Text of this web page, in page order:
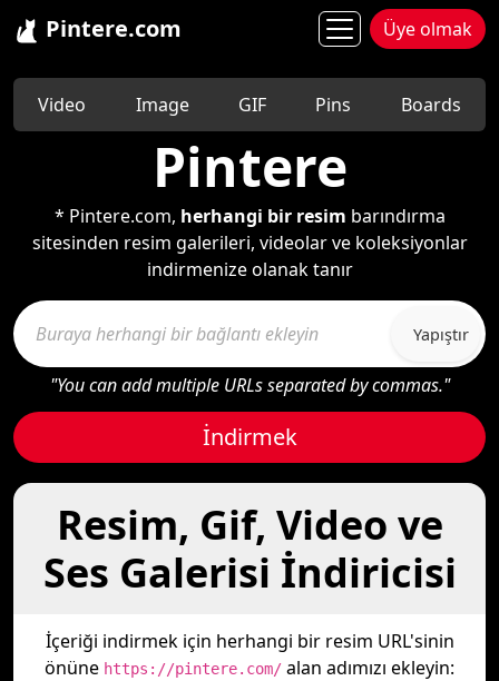
Pintere.com Üye olmak
Video Image GIF Pins Boards
Pintere
* Pintere.com, herhangi bir resim barındırma
sitesinden resim galerileri, videolar ve koleksiyonlar
indirmenize olanak tanır
Yapıştır
"You can add multiple URLs separated by commas."
İndirmek
Resim, Gif, Video ve
Ses Galerisi İndiricisi
İçeriği indirmek için herhangi bir resim URL'sinin
önüne https://pintere.com/ alan adımızı ekleyin: